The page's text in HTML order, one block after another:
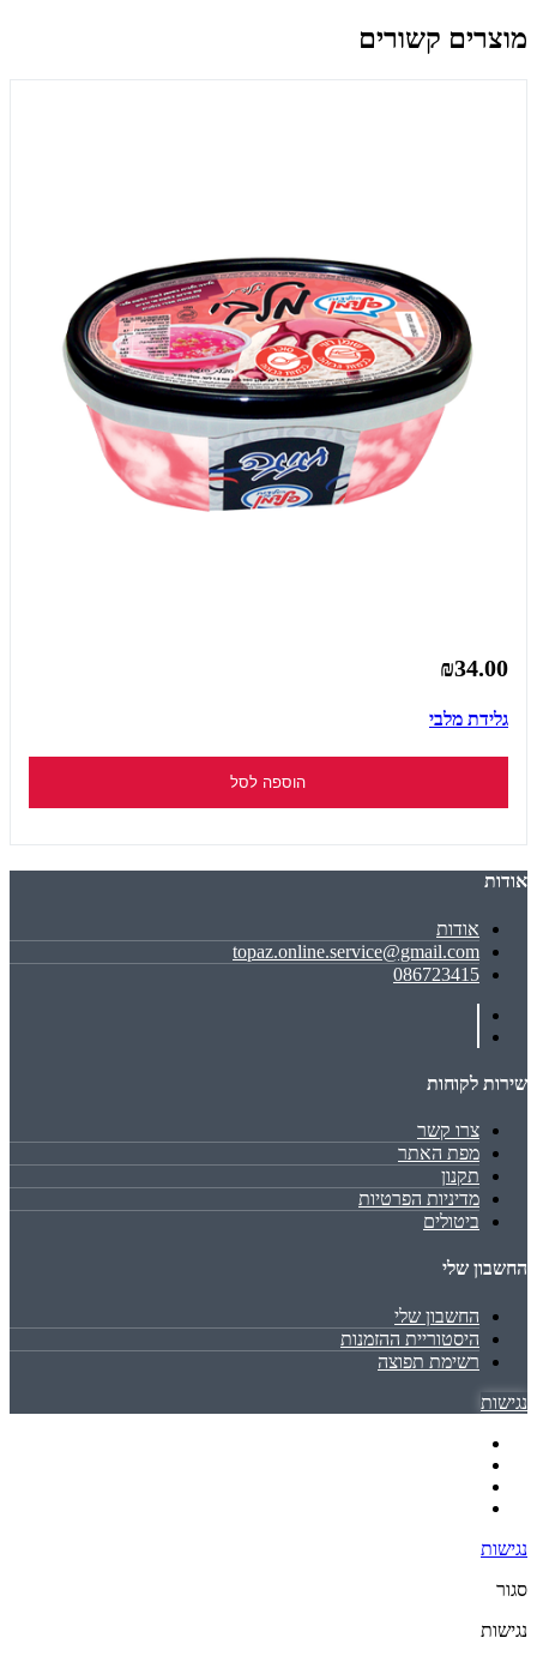
מוצרים קשורים
₪34.00
גלידת מלבי
הוספה לסל
אודות
אודות
topaz.online.service@gmail.com
086723415
שירות לקוחות
צרו קשר
מפת האתר
תקנון
מדיניות הפרטיות
ביטולים
החשבון שלי
החשבון שלי
היסטוריית ההזמנות
רשימת תפוצה
נגישות
נגישות
סגור
נגישות